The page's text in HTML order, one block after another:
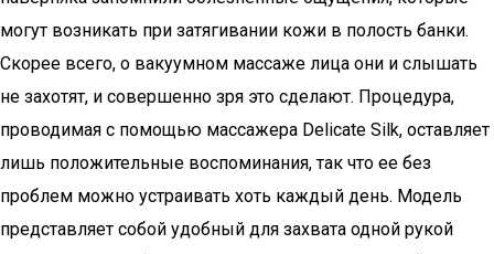
могут возникать при затягивании кожи в полость банки.
Скорее всего, о вакуумном массаже лица они и слышать
не захотят, и совершенно зря это сделают. Процедура,
проводимая с помощью массажера Delicate Silk, оставляет
лишь положительные воспоминания, так что ее без
проблем можно устраивать хоть каждый день. Модель
представляет собой удобный для захвата одной рукой